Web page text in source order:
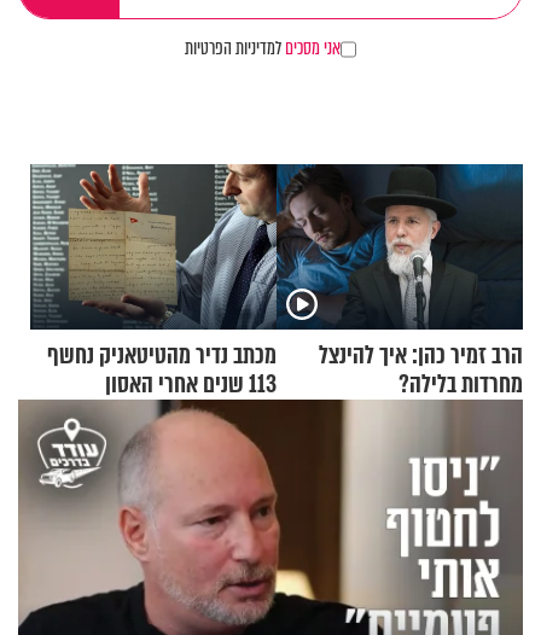
אני מסכיםלמדיניות הפרטיות
הרב זמיר כהן: איך להינצל
מחרדות בלילה?
מכתב נדיר מהטיטאניק נחשף
113 שנים אחרי האסון